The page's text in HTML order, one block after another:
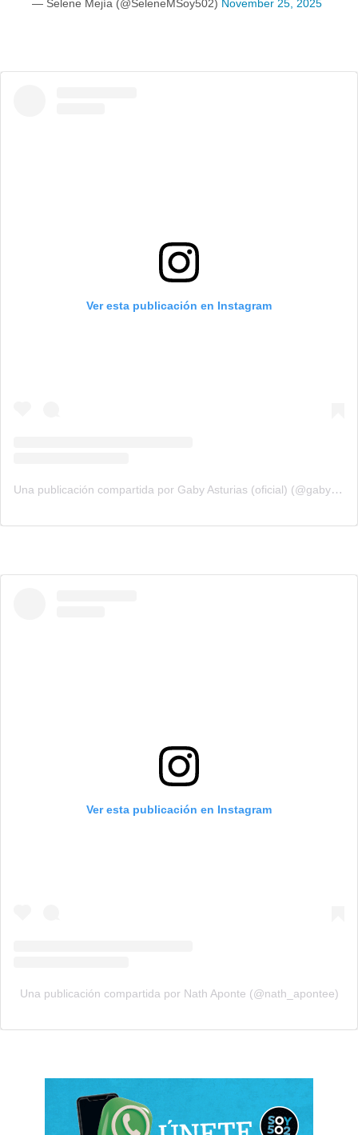
— Selene Mejía (@SeleneMSoy502) November 25, 2025
Ver esta publicación en Instagram
Una publicación compartida por Gaby Asturias (oficial) (@gaby_asturias)
Ver esta publicación en Instagram
Una publicación compartida por Nath Aponte (@nath_apontee)